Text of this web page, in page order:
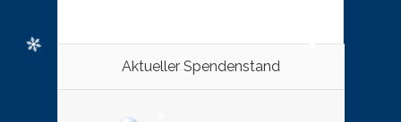
Aktueller Spendenstand